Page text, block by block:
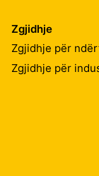
Zgjidhje
Zgjidhje për
Zgjidhje për